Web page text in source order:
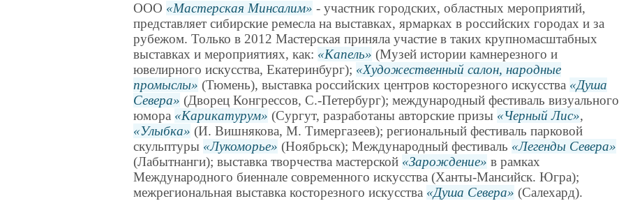
ООО
Мастерская Минсалим
- участник городских, областных мероприятий,
представляет сибирские ремесла на выставках, ярмарках в российских городах и за
рубежом. Только в 2012 Мастерская приняла участие в таких крупномасштабных
выставках и мероприятиях, как:
Капель
(Музей истории камнерезного и
ювелирного искусства, Екатеринбург);
Художественный салон, народные
промыслы
(Тюмень), выставка российских центров косторезного искусства
Душа
Севера
(Дворец Конгрессов, С.-Петербург); международный фестиваль визуального
юмора
Карикатурум (Сургут, разработаны авторские призы Черный Лис ,
Улыбка
(И. Вишнякова, М. Тимергазеев); региональный фестиваль парковой
скульптуры
Лукоморье (Ноябрьск); Международный фестиваль
Легенды Севера
(Лабытнанги); выставка творчества мастерской
Зарождение
в рамках
Международного биеннале современного искусства (Ханты-Мансийск. Югра);
межрегиональная выставка косторезного искусства
Душа Севера
(Салехард).